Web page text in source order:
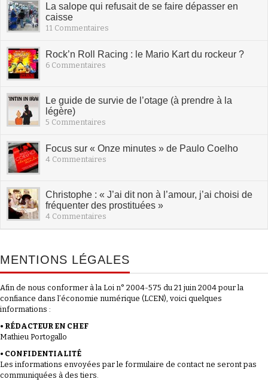
La salope qui refusait de se faire dépasser en
caisse
11 Commentaires
Rock’n Roll Racing : le Mario Kart du rockeur ?
6 Commentaires
Le guide de survie de l’otage (à prendre à la
légère)
5 Commentaires
Focus sur « Onze minutes » de Paulo Coelho
4 Commentaires
Christophe : « J’ai dit non à l’amour, j’ai choisi de
fréquenter des prostituées »
4 Commentaires
MENTIONS LÉGALES
Afin de nous conformer à la Loi n° 2004-575 du 21 juin 2004 pour la
confiance dans l’économie numérique (LCEN), voici quelques
informations :
• RÉDACTEUR EN CHEF
Mathieu Portogallo
• CONFIDENTIALITÉ
Les informations envoyées par le formulaire de contact ne seront pas
communiquées à des tiers.